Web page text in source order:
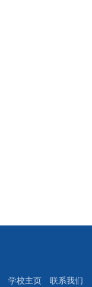
学校主页 联系我们